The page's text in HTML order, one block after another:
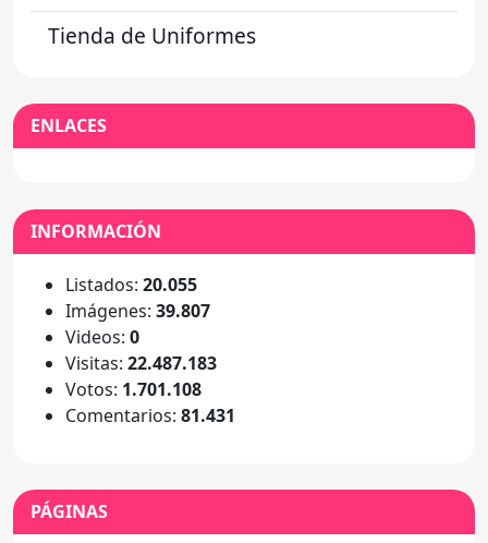
Tienda de Uniformes
ENLACES
INFORMACIÓN
Listados: 20.055
Imágenes: 39.807
Videos: 0
Visitas: 22.487.183
Votos: 1.701.108
Comentarios: 81.431
PÁGINAS